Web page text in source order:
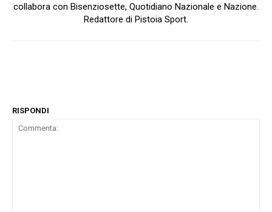
collabora con Bisenziosette, Quotidiano Nazionale e Nazione.
Redattore di Pistoia Sport.
RISPONDI